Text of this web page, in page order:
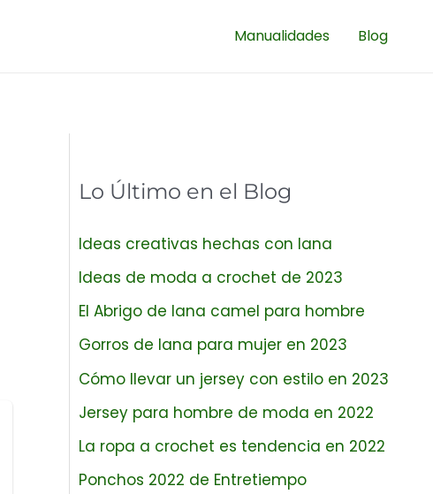
Manualidades Blog
Lo Último en el Blog
Ideas creativas hechas con lana
Ideas de moda a crochet de 2023
El Abrigo de lana camel para hombre
Gorros de lana para mujer en 2023
Cómo llevar un jersey con estilo en 2023
Jersey para hombre de moda en 2022
La ropa a crochet es tendencia en 2022
Ponchos 2022 de Entretiempo